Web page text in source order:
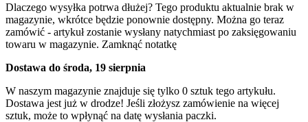
Dlaczego wysyłka potrwa dłużej? Tego produktu aktualnie brak w
magazynie, wkrótce będzie ponownie dostępny. Można go teraz
zamówić - artykuł zostanie wysłany natychmiast po zaksięgowaniu
towaru w magazynie. Zamknąć notatkę
Dostawa do środa, 19 sierpnia
W naszym magazynie znajduje się tylko 0 sztuk tego artykułu.
Dostawa jest już w drodze! Jeśli złożysz zamówienie na więcej
sztuk, może to wpłynąć na datę wysłania paczki.